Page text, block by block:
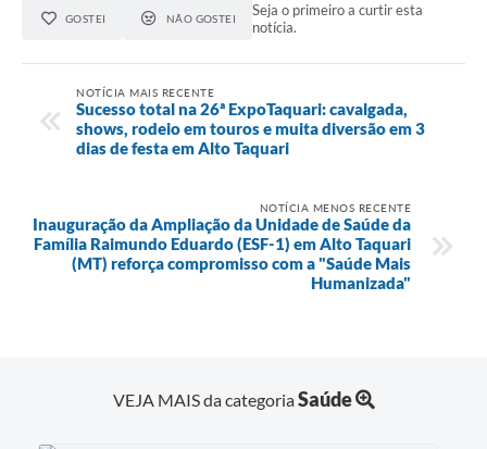
GOSTEI NÃO GOSTEI
Seja o primeiro a curtir esta
notícia.
NOTÍCIA MAIS RECENTE
Sucesso total na 26ª ExpoTaquari: cavalgada,
shows, rodeio em touros e muita diversão em 3
dias de festa em Alto Taquari
NOTÍCIA MENOS RECENTE
Inauguração da Ampliação da Unidade de Saúde da
Família Raimundo Eduardo (ESF-1) em Alto Taquari
(MT) reforça compromisso com a "Saúde Mais
Humanizada"
VEJA MAIS da categoriaSaúde